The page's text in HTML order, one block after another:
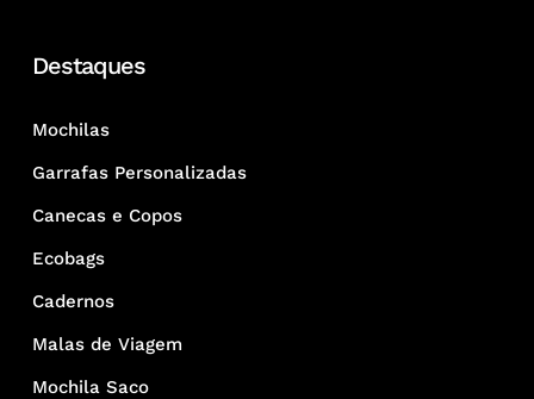
Destaques
Mochilas
Garrafas Personalizadas
Canecas e Copos
Ecobags
Cadernos
Malas de Viagem
Mochila Saco